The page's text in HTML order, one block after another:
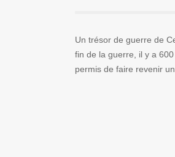
Un trésor de guerre de
fin de la guerre, il y a
permis de faire revenir